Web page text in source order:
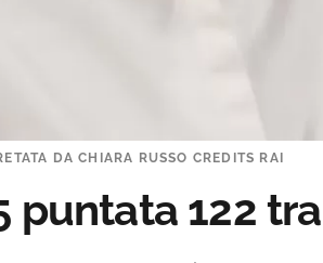
DA CHIARA RUSSO CREDITS RAI
puntata 122